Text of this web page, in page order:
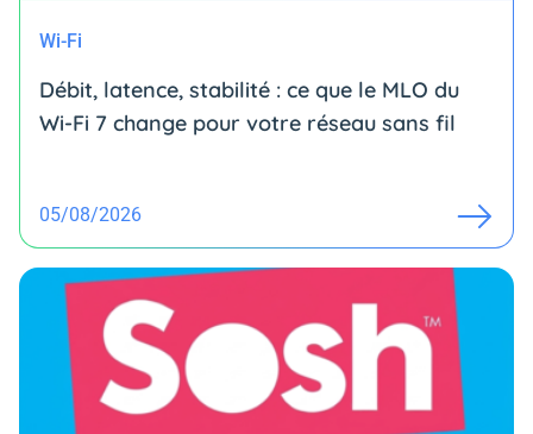
Wi-Fi
Débit, latence, stabilité : ce que le MLO du
Wi-Fi 7 change pour votre réseau sans fil
05/08/2026